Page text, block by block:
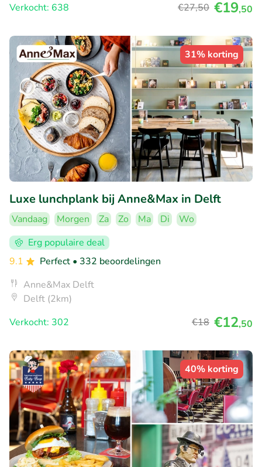
Verkocht: 638 €27,50 €19,50
31% korting
Luxe lunchplank bij Anne&Max in Delft
Vandaag Morgen Za Zo Ma Di
Wo
Erg populaire deal
9.1
Perfect • 332 beoordelingen
Anne&Max Delft
Delft (2km)
Verkocht: 302
€18 €12,50
40% korting